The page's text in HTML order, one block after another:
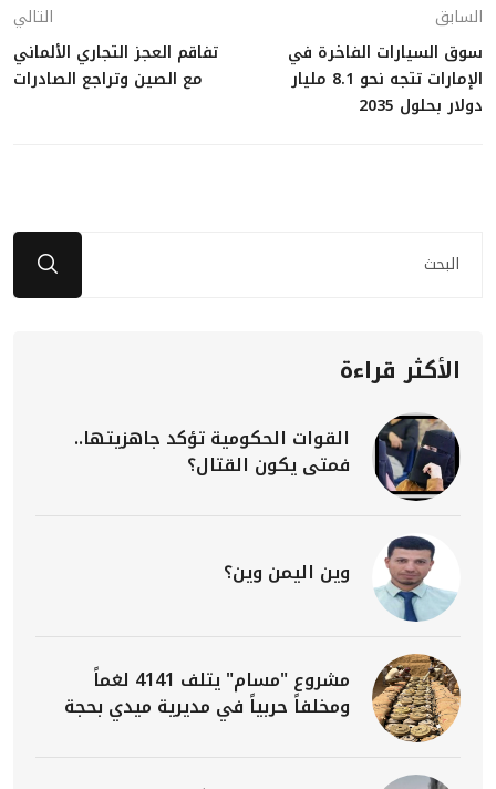
السابق
سوق السيارات الفاخرة في
الإمارات تتجه نحو 8.1 مليار
دولار بحلول 2035
التالي
تفاقم العجز التجاري الألماني
مع الصين وتراجع الصادرات
الأكثر قراءة
القوات الحكومية تؤكد جاهزيتها..
فمتى يكون القتال؟
وين اليمن وين؟
مشروع "مسام" يتلف 4141 لغماً
ومخلفاً حربياً في مديرية ميدي بحجة